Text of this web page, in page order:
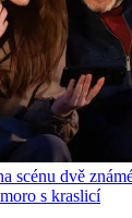
scénu dvě
s kraslicí